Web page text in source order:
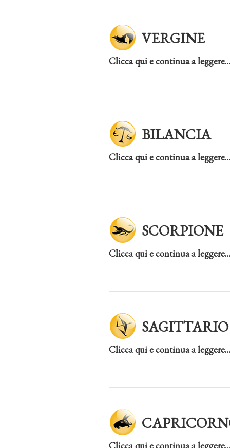
VERGINE
Clicca qui e continua a leggere…
BILANCIA
Clicca qui e continua a leggere…
SCORPIONE
Clicca qui e continua a leggere…
SAGITTARIO
Clicca qui e continua a leggere…